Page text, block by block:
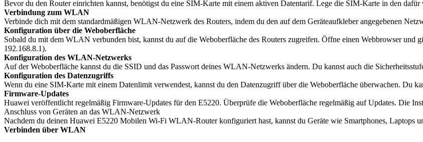
Bevor du den Router einrichten kannst, benötigst du eine SIM-Karte mit einem aktiven Datentarif. Lege die SIM-Karte in den dafür
Verbindung zum WLAN
Verbinde dich mit dem standardmäßigen WLAN-Netzwerk des Routers, indem du den auf dem Geräteaufkleber angegebenen
Konfiguration über die Weboberfläche
Sobald du mit dem WLAN verbunden bist, kannst du auf die Weboberfläche des Routers zugreifen. Öffne einen Webbrowser und
192.168.8.1).
Konfiguration des WLAN-Netzwerks
Auf der Weboberfläche kannst du die SSID und das Passwort deines WLAN-Netzwerks ändern. Du kannst auch die
Konfiguration des Datenzugriffs
Wenn du eine SIM-Karte mit einem Datenlimit verwendest, kannst du den Datenzugriff über die Weboberfläche überwachen. Du
Firmware-Updates
Huawei veröffentlicht regelmäßig Firmware-Updates für den E5220. Überprüfe die Weboberfläche regelmäßig auf Updates. Die
Anschluss von Geräten an das WLAN-Netzwerk
Nachdem du deinen Huawei E5220 Mobilen Wi-Fi WLAN-Router konfiguriert hast, kannst du Geräte wie Smartphones, Laptops
Verbinden über WLAN